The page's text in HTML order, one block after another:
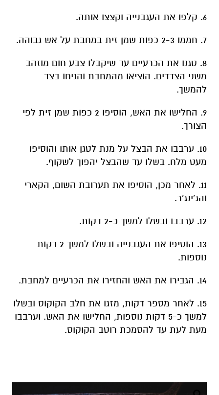
6. קלפו את העגבנייה וקצצו אותה.
7. חממו 2-3 כפות שמן זית במחבת על אש גבוהה.
8. טגנו את הכרעיים עד שיקבלו צבע חום מוזהב
משני הצדדים. הוציאו מהמחבת והניחו בצד
להמשך.
9. החלישו את האש, הוסיפו 2 כפות שמן זית לפי
הצורך.
10. ערבבו את הבצל על מנת לטגן אותו והוסיפו
מעט מלח. בשלו עד שהבצל יהפוך לשקוף.
11. לאחר מכן, הוסיפו את תערובת השום, הקארי
והג'ינג'ר.
12. ערבבו ובשלו למשך כ-2 דקות.
13. הוסיפו את העגבנייה ובשלו למשך 2 דקות
נוספות.
14. הגבירו את האש והחזירו את הכרעיים למחבת.
15. לאחר מספר דקות, מזגו את חלב הקוקוס ובשלו
למשך כ-5 דקות נוספות, החלישו את האש. וערבבו
מעת לעת עד להסמכת רוטב הקוקוס.